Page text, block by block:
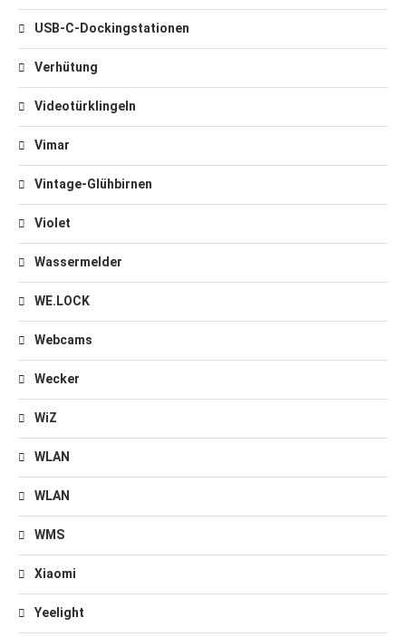
USB-C-Dockingstationen
Verhütung
Videotürklingeln
Vimar
Vintage-Glühbirnen
Violet
Wassermelder
WE.LOCK
Webcams
Wecker
WiZ
WLAN
WLAN
WMS
Xiaomi
Yeelight